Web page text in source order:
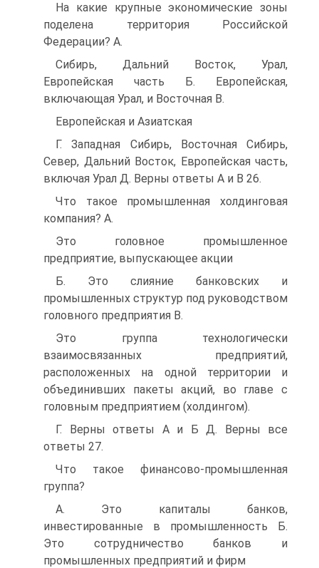
На какие крупные экономические зоны
поделена территория Российской
Федерации? A.
Сибирь, Дальний Восток, Урал,
Европейская часть Б. Европейская,
включающая Урал, и Восточная B.
Европейская и Азиатская
Г. Западная Сибирь, Восточная Сибирь,
Север, Дальний Восток, Европейская часть,
включая Урал Д. Верны ответы А и В 26.
Что такое промышленная холдинговая
компания? A.
Это головное промышленное
предприятие, выпускающее акции
Б. Это слияние банковских и
промышленных структур под руководством
головного предприятия B.
Это группа технологически
взаимосвязанных предприятий,
расположенных на одной территории и
объединивших пакеты акций, во главе с
головным предприятием (холдингом).
Г. Верны ответы А и Б Д. Верны все
ответы 27.
Что такое финансово-промышленная
группа?
А. Это капиталы банков,
инвестированные в промышленность Б.
Это сотрудничество банков и
промышленных предприятий и фирм